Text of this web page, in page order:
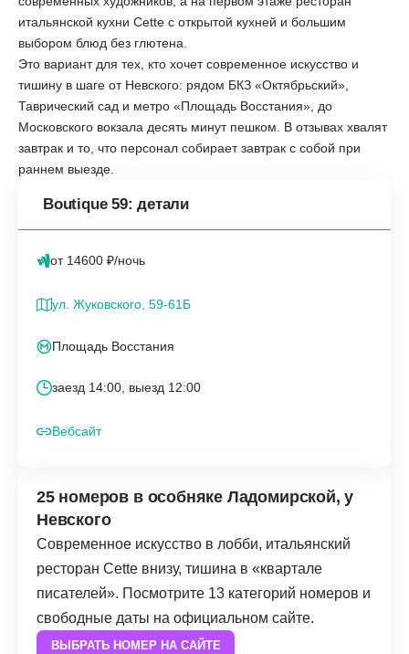
итальянской кухни Cette с открытой кухней и большим
выбором блюд без глютена.
Это вариант для тех, кто хочет современное искусство и
тишину в шаге от Невского: рядом БКЗ «Октябрьский»,
Таврический сад и метро «Площадь Восстания», до
Московского вокзала десять минут пешком. В отзывах хвалят
завтрак и то, что персонал собирает завтрак с собой при
раннем выезде.
Boutique 59: детали
от 14600 ₽/ночь
ул. Жуковского, 59-61Б
Площадь Восстания
заезд 14:00, выезд 12:00
Вебсайт
25 номеров в особняке Ладомирской, у
Невского
Современное искусство в лобби, итальянский
ресторан Cette внизу, тишина в «квартале
писателей». Посмотрите 13 категорий номеров и
свободные даты на официальном сайте.
ВЫБРАТЬ НОМЕР НА САЙТЕ